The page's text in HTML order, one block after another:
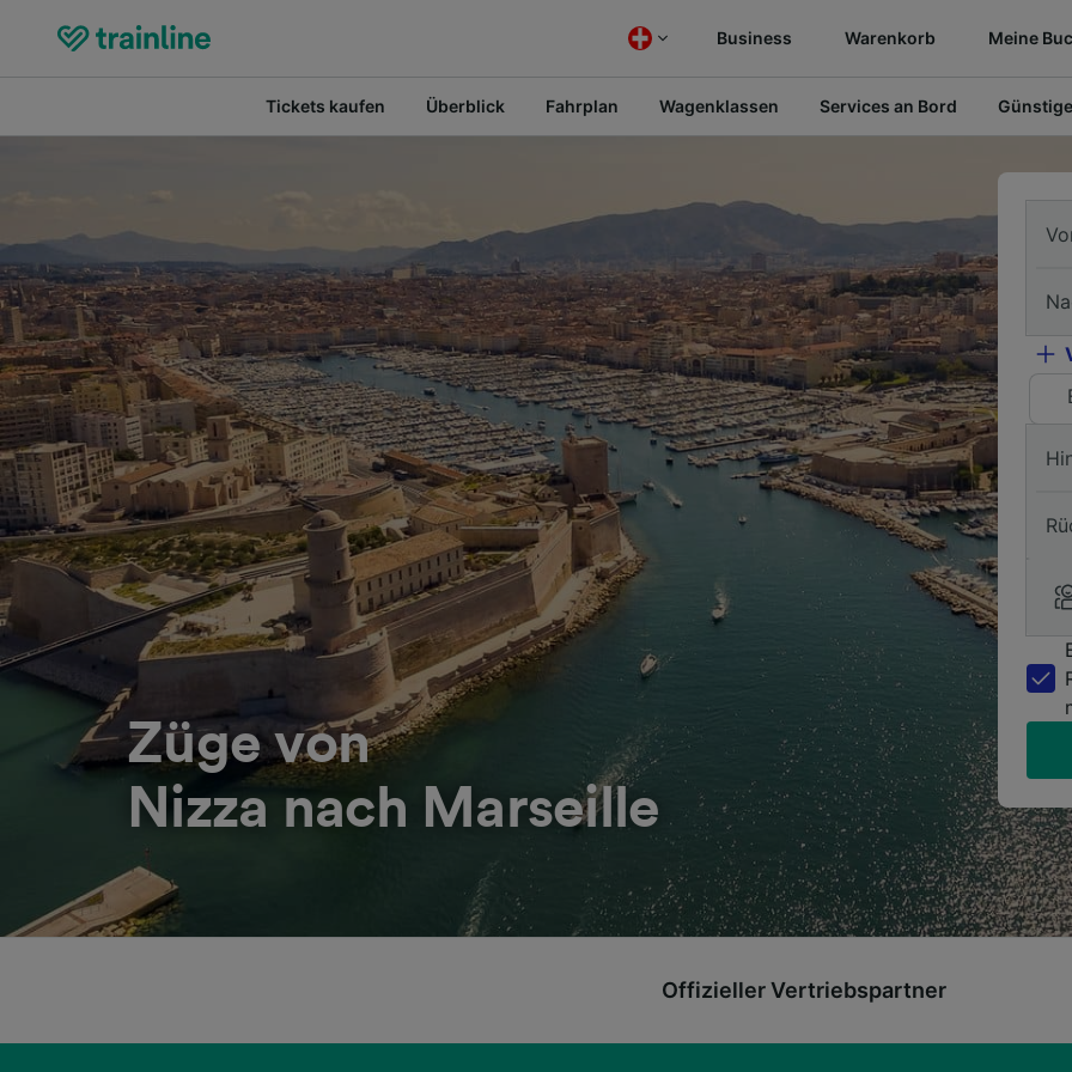
Business Warenkorb Meine
Tickets kaufen Überblick Fahrplan Wagenklassen Services an Bord
Züge von
Nizza nach Marseille
Offizieller Vertriebspartner